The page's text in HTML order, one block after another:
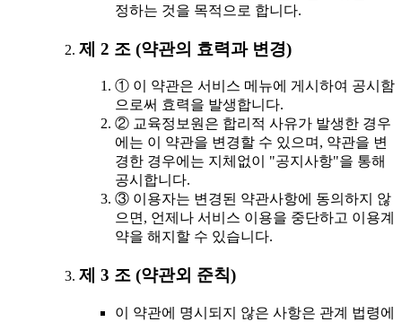
정하는 것을 목적으로 합니다.
제 2 조 (약관의 효력과 변경)
① 이 약관은 서비스 메뉴에 게시하여 공시함
으로써 효력을 발생합니다.
② 교육정보원은 합리적 사유가 발생한 경우
에는 이 약관을 변경할 수 있으며, 약관을 변
경한 경우에는 지체없이 "공지사항"을 통해
공시합니다.
③ 이용자는 변경된 약관사항에 동의하지 않
으면, 언제나 서비스 이용을 중단하고 이용계
약을 해지할 수 있습니다.
제 3 조 (약관외 준칙)
이 약관에 명시되지 않은 사항은 관계 법령에